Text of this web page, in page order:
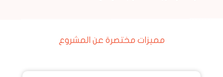
مميزات مختصرة عن المشروع